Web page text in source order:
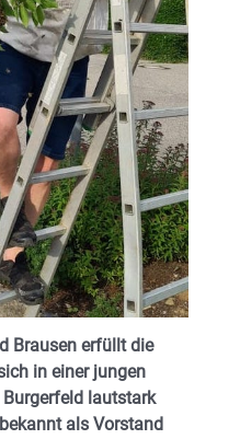
Brausen erfüllt die
in einer jungen
lautstark
als Vorstand